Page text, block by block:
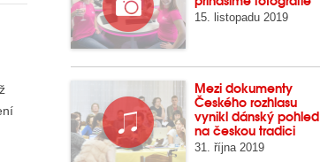
15. listopadu 2019
Mezi dokumenty
Českého rozhlasu
vynikl dánský pohled
na českou tradici
31. října 2019